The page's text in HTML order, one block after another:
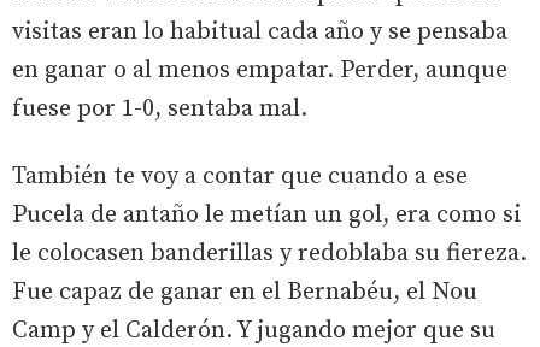
visitas eran lo habitual cada año y se pensaba
en ganar o al menos empatar. Perder, aunque
fuese por 1-0, sentaba mal.
También te voy a contar que cuando a ese
Pucela de antaño le metían un gol, era como si
le colocasen banderillas y redoblaba su fiereza.
Fue capaz de ganar en el Bernabéu, el Nou
Camp y el Calderón. Y jugando mejor que su